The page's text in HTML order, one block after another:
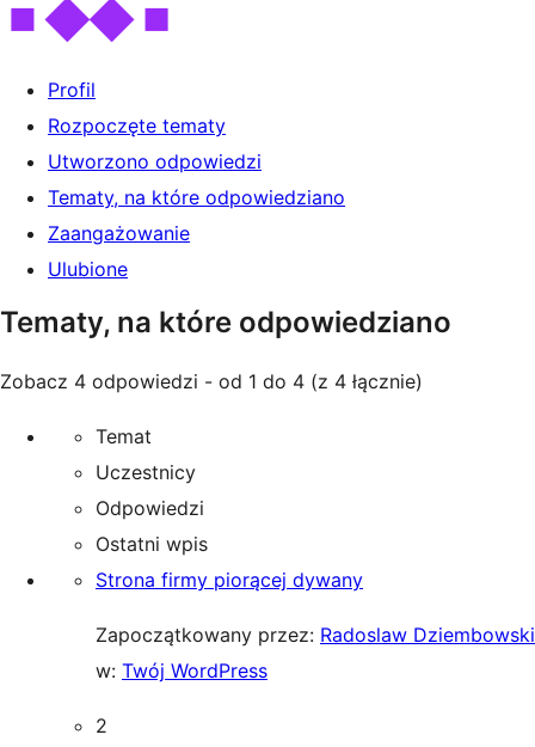
Profil
Rozpoczęte tematy
Utworzono odpowiedzi
Tematy, na które odpowiedziano
Zaangażowanie
Ulubione
Tematy, na które odpowiedziano
Zobacz 4 odpowiedzi - od 1 do 4 (z 4 łącznie)
Temat
Uczestnicy
Odpowiedzi
Ostatni wpis
Strona firmy piorącej dywany
Zapoczątkowany przez: Radoslaw Dziembowski
w: Twój WordPress
2